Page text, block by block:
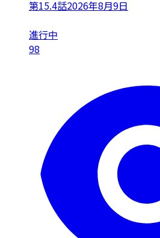
第15.4話2026年8月9日
進行中
98